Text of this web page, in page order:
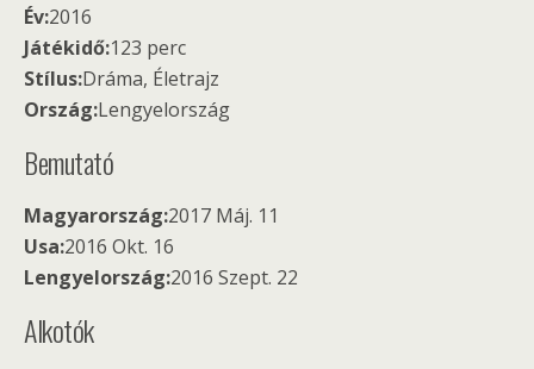
Év:2016
Játékidő:123 perc
Stílus:Dráma, Életrajz
Ország:Lengyelország
Bemutató
Magyarország:2017 Máj. 11
Usa:2016 Okt. 16
Lengyelország:2016 Szept. 22
Alkotók